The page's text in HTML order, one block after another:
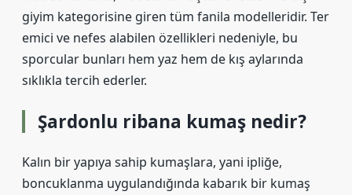
giyim kategorisine giren tüm fanila modelleridir. Ter
emici ve nefes alabilen özellikleri nedeniyle, bu
sporcular bunları hem yaz hem de kış aylarında
sıklıkla tercih ederler.
Şardonlu ribana kumaş nedir?
Kalın bir yapıya sahip kumaşlara, yani ipliğe,
boncuklanma uygulandığında kabarık bir kumaş